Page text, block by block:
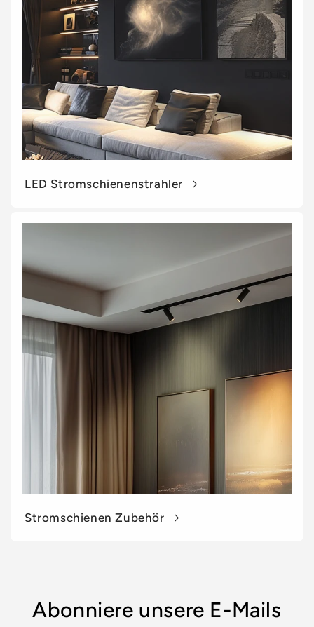
LED Stromschienenstrahler
Stromschienen Zubehör
Abonniere unsere E-Mails